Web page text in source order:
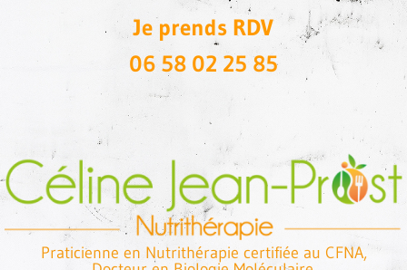
Je prends RDV
06 58 02 25 85
Praticienne en Nutrithérapie certifiée au CFNA,